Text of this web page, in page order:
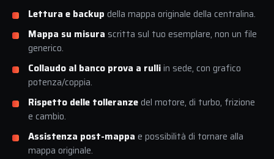
Lettura e backup della mappa originale della centralina.
Mappa su misura scritta sul tuo esemplare, non un file
generico.
Collaudo al banco prova a rulliin sede, con grafico
potenza/coppia.
Rispetto delle tolleranzedel motore, di turbo, frizione
e cambio.
Assistenza post-mappa e possibilità di tornare alla
mappa originale.